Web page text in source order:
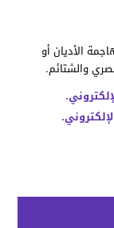
الأديان أو
والشتائم.